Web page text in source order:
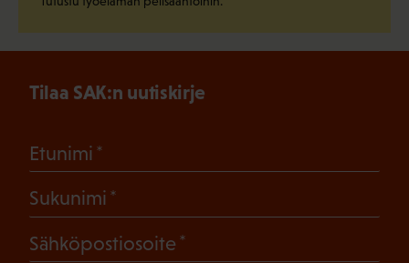
Tilaa SAK:n uutiskirje
Etunimi
Sukunimi
Sähköpostiosoite